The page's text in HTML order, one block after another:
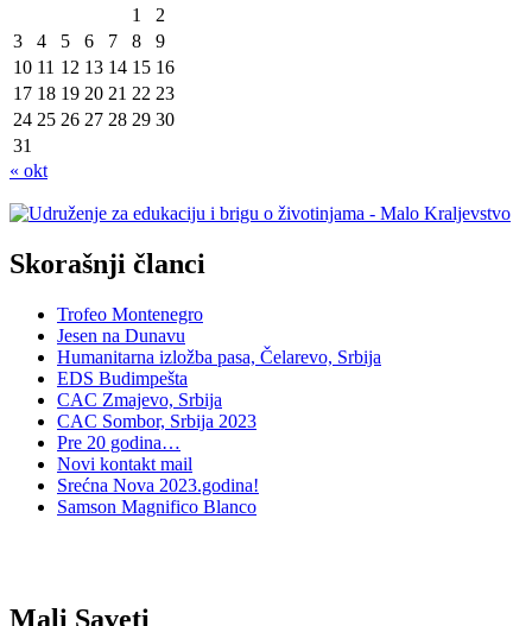
1
2
3
4 5 6 7 8
9
10 11 12 13 14 15 16
17 18 19 20 21 22 23
24 25 26 27 28 29 30
31
« okt
Skorašnji članci
Trofeo Montenegro
Jesen na Dunavu
Humanitarna izložba pasa, Čelarevo, Srbija
EDS Budimpešta
CAC Zmajevo, Srbija
CAC Sombor, Srbija 2023
Pre 20 godina…
Novi kontakt mail
Srećna Nova 2023.godina!
Samson Magnifico Blanco
Mali Saveti